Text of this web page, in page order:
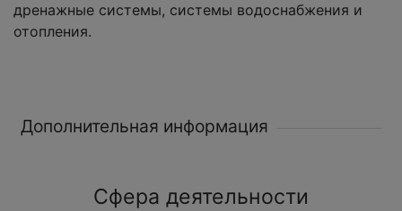
дренажные системы, системы водоснабжения и
отопления.
Дополнительная информация
Сфера деятельности